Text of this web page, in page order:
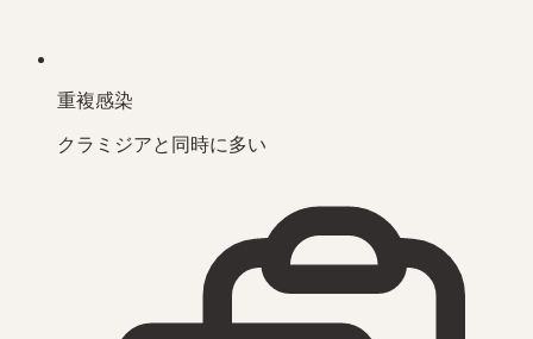
重複感染
クラミジアと同時に多い